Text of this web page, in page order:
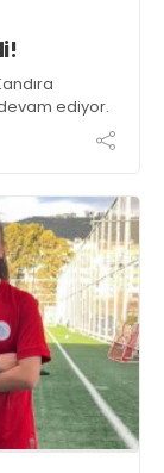
ediyor.